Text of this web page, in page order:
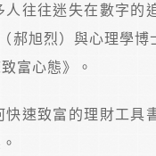
往往迷失在數字的
郝旭烈）與心理學
富心態》。
速致富的理財工具